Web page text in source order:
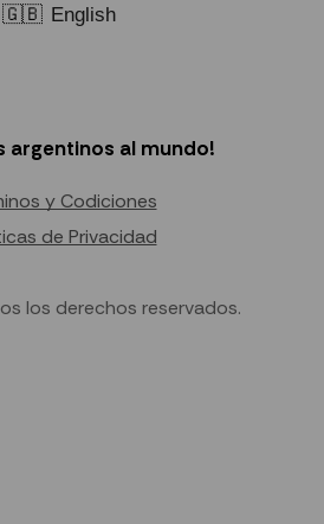
🇬🇧 English
argentinos al mundo!
y Codiciones
de Privacidad
los derechos reservados.